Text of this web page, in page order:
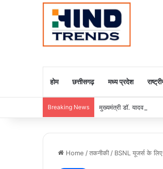
होम छत्तीसगढ़ मध्य प्रदेश
Breaking News मुख्यमंत्री डॉ. यादव ने राजा
Home /तकनीकी / BSNL यूजर्स के लिए